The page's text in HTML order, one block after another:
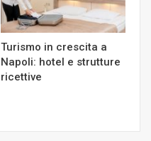
Turismo in crescita a
Napoli: hotel e strutture
ricettive